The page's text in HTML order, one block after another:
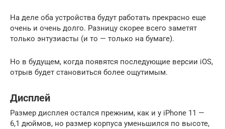
На деле оба устройства будут работать прекрасно еще
очень и очень долго. Разницу скорее всего заметят
только энтузиасты (и то — только на бумаге).
Но в будущем, когда появятся последующие версии iOS,
отрыв будет становиться более ощутимым.
Дисплей
Размер дисплея остался прежним, как и у iPhone 11 —
6,1 дюймов, но размер корпуса уменьшился по высоте,